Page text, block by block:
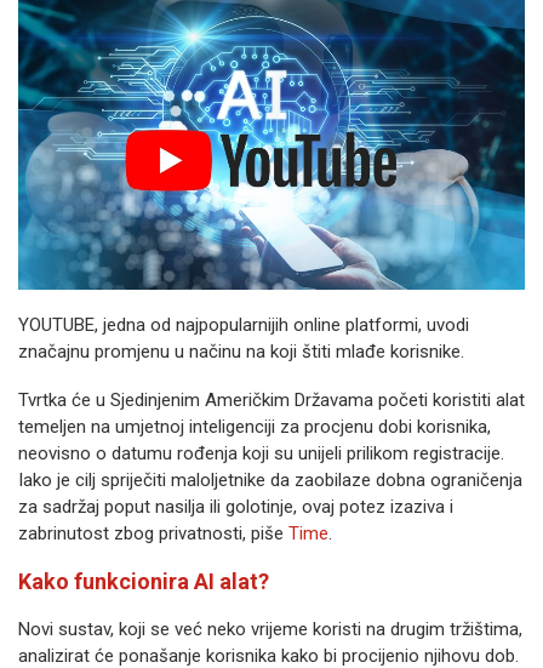
YOUTUBE, jedna od najpopularnijih online platformi, uvodi
značajnu promjenu u načinu na koji štiti mlađe korisnike.
Tvrtka će u Sjedinjenim Američkim Državama početi koristiti alat
temeljen na umjetnoj inteligenciji za procjenu dobi korisnika,
neovisno o datumu rođenja koji su unijeli prilikom registracije.
Iako je cilj spriječiti maloljetnike da zaobilaze dobna ograničenja
za sadržaj poput nasilja ili golotinje, ovaj potez izaziva i
zabrinutost zbog privatnosti, piše Time.
Kako funkcionira AI alat?
Novi sustav, koji se već neko vrijeme koristi na drugim tržištima,
analizirat će ponašanje korisnika kako bi procijenio njihovu dob.